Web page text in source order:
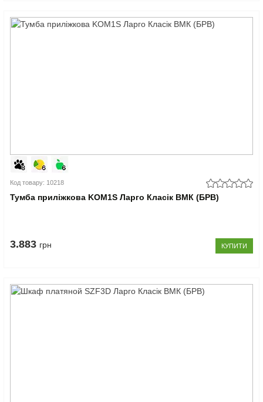
Код товару: 10218
Тумба приліжкова KOM1S Ларго Класік ВМК (БРВ)
3.883 грн КУПИТИ